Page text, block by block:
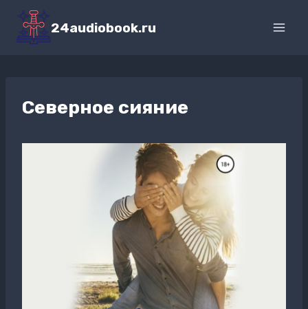
Перейти
содержимому
24audiobook.ru
Северное сияние